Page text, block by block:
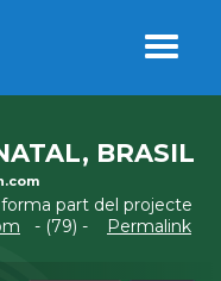
BRASIL
forma part del projecte
- (79) -
Permalink